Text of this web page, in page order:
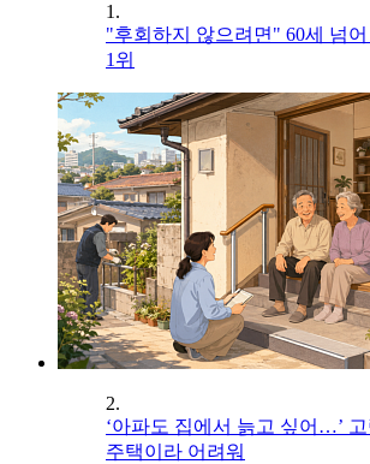
1.
"후회하지 않으려면" 60세 넘
1위
2.
‘아파도 집에서 늙고 싶어…’
주택이라 어려워